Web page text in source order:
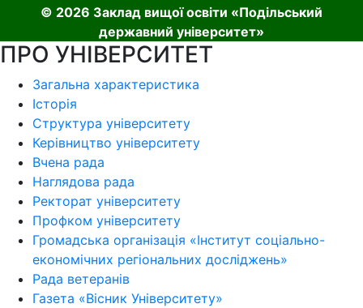
© 2026 Заклад вищої освіти «Подільський
державний університет»
ПРО УНІВЕРСИТЕТ
Загальна характеристика
Історія
Структура університету
Керівництво університету
Вчена рада
Наглядова рада
Ректорат університету
Профком університету
Громадська організація «Інститут соціально-
економічних регіональних досліджень»
Рада ветеранів
Газета «Вісник Університету»